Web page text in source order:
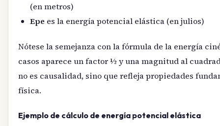
(en metros)
Epe es la energía potencial elástica (en julios)
Nótese la semejanza con la fórmula de la energía
casos aparece un factor ½ y una magnitud al
no es causalidad, sino que refleja propiedades
física.
Ejemplo de cálculo de energía potencial elástica